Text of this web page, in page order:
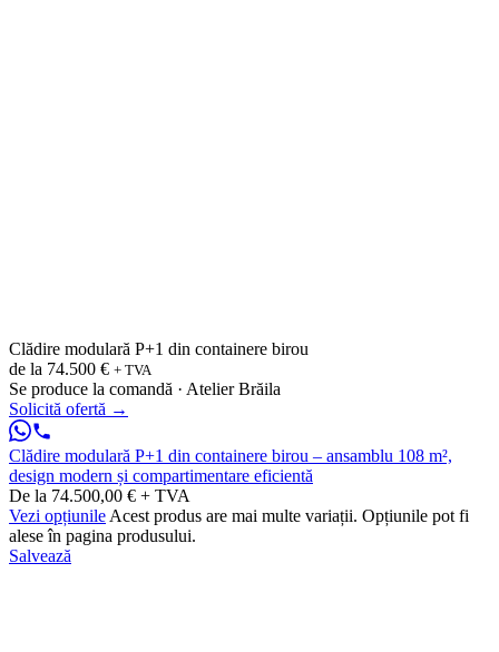
Clădire modulară P+1 din containere birou
de la 74.500 € + TVA
Se produce la comandă · Atelier Brăila
Solicită ofertă →
Clădire modulară P+1 din containere birou – ansamblu 108 m²,
design modern și compartimentare eficientă
De la 74.500,00 € + TVA
Vezi opțiunile Acest produs are mai multe variații. Opțiunile pot fi
alese în pagina produsului.
Salvează